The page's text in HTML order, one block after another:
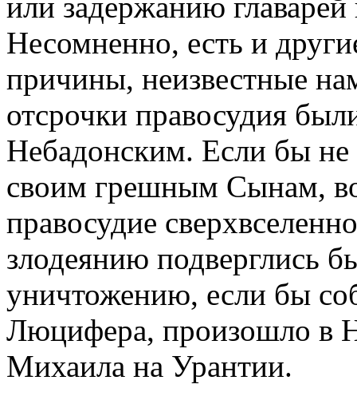
Несомненно, есть и
причины, неизвестные
отсрочки правосудия
Небадонским. Если бы не
своим грешным Сынам,
правосудие
злодеянию подверглись
уничтожению, если бы
Люцифера, произошло в
Михаила на Урантии.